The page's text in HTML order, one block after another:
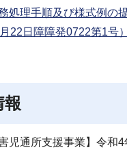
処理手順及び様式例の
22日障障発0722第1号
報
害児通所支援事業】令和